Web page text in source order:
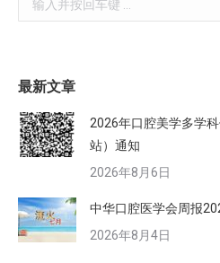
最新文章
2026年口腔美学多学
站）通知
2026年8月6日
中华口腔医学会周报
2026年8月4日